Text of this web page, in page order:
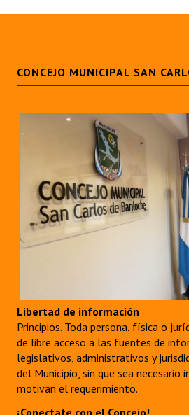
CONCEJO MUNICIPAL SAN
Libertad de información
Principios. Toda persona, física o
de libre acceso a las fuentes de
legislativos, administrativos y
del Municipio, sin que sea necesario
motivan el requerimiento.
¡Conectate con el Concejo!